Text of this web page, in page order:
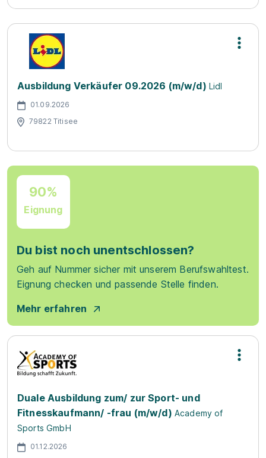
Ausbildung Verkäufer 09.2026 (m/w/d) Lidl
01.09.2026
79822 Titisee
90%
Eignung
Du bist noch unentschlossen?
Geh auf Nummer sicher mit unserem Berufswahltest.
Eignung checken und passende Stelle finden.
Mehr erfahren
Duale Ausbildung zum/ zur Sport- und
Fitnesskaufmann/ -frau (m/w/d) Academy of
Sports GmbH
01.12.2026